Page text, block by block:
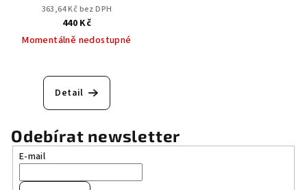
363,64 Kč bez DPH
440 Kč
Momentálně nedostupné
hodnocení
produktu
z
5
Detail
Odebírat newsletter
E-mail